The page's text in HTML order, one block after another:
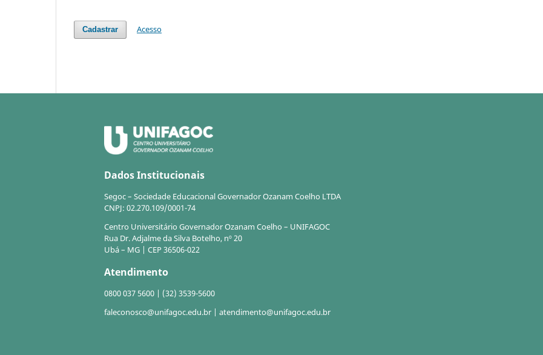
Cadastrar Acesso
Dados Institucionais
Segoc – Sociedade Educacional Governador Ozanam Coelho LTDA
CNPJ: 02.270.109/0001-74
Centro Universitário Governador Ozanam Coelho – UNIFAGOC
Rua Dr. Adjalme da Silva Botelho, nº 20
Ubá – MG | CEP 36506-022
Atendimento
0800 037 5600 | (32) 3539-5600
faleconosco@unifagoc.edu.br | atendimento@unifagoc.edu.br